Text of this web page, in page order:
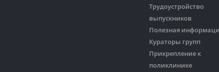
Трудоустройство
выпускников
Полезная
Кураторы групп
Прикрепление к
поликлинике